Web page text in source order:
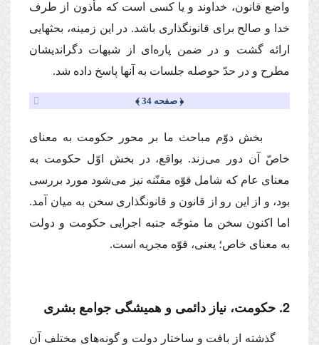
واضع قانون، خداوند و یا كسى است كه مأذون از طرف
خدا و صالح براى قانونگذارى باشد. در این زمینه، بحثهایى
ارائه گشت و در ضمن پاره‌اى از شبهات دگراندیشان
مطرح و در حدّ حوصله جلسات به آنها پاسخ داده شد.
﴿ صفحه 34 ﴾
بخش دوّم مباحث ما بر محور حكومت به معناى
خاصّ آن دور مى‌زند. بواقع، در بخش اوّل حكومت به
معناى عام كه شامل قوّه مقنّنه نیز مى‌شود مورد بررسى
بود، و از این رو از قانون و قانونگذارى سخن به میان آمد.
اما اكنون سخن ما متوجّه جنبه اجرایى حكومت و دولت
به معناى خاص؛ یعنى، قوّه مجریه است.
2. حكومت، نیاز دائمى و همیشگى جوامع بشرى
گذشته از بافت و ساختار دولت و گونه‌هاى مختلف آن